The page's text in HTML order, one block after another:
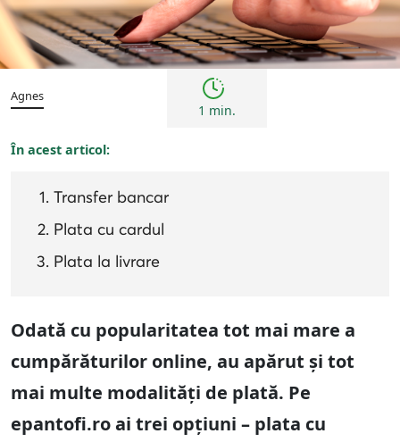
Sfaturi
Agnes
1 min.
În acest articol:
Transfer bancar
Plata cu cardul
Plata la livrare
Odată cu popularitatea tot mai mare a
cumpărăturilor online, au apărut și tot
mai multe modalități de plată. Pe
epantofi.ro ai trei opțiuni – plata cu